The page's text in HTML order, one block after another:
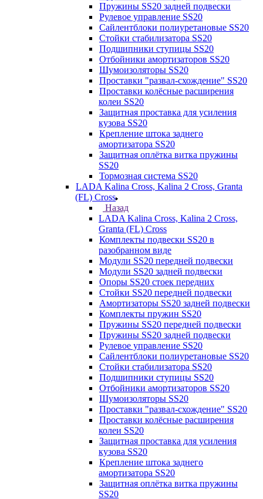
Пружины SS20 задней подвески
Рулевое управление SS20
Сайлентблоки полиуретановые SS20
Стойки стабилизатора SS20
Подшипники ступицы SS20
Отбойники амортизаторов SS20
Шумоизоляторы SS20
Проставки "развал-схождение" SS20
Проставки колёсные расширения
колеи SS20
Защитная проставка для усиления
кузова SS20
Крепление штока заднего
амортизатора SS20
Защитная оплётка витка пружины
SS20
Тормозная система SS20
LADA Kalina Cross, Kalina 2 Cross, Granta
(FL) Cross
Назад
LADA Kalina Cross, Kalina 2 Cross,
Granta (FL) Cross
Комплекты подвески SS20 в
разобранном виде
Модули SS20 передней подвески
Модули SS20 задней подвески
Опоры SS20 стоек передних
Стойки SS20 передней подвески
Амортизаторы SS20 задней подвески
Комплекты пружин SS20
Пружины SS20 передней подвески
Пружины SS20 задней подвески
Рулевое управление SS20
Сайлентблоки полиуретановые SS20
Стойки стабилизатора SS20
Подшипники ступицы SS20
Отбойники амортизаторов SS20
Шумоизоляторы SS20
Проставки "развал-схождение" SS20
Проставки колёсные расширения
колеи SS20
Защитная проставка для усиления
кузова SS20
Крепление штока заднего
амортизатора SS20
Защитная оплётка витка пружины
SS20